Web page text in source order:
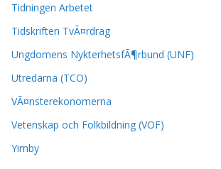
Tidningen Arbetet
Tidskriften TvÃ¤rdrag
Ungdomens NykterhetsfÃ¶rbund (UNF)
Utredarna (TCO)
VÃ¤nsterekonomerna
Vetenskap och Folkbildning (VOF)
Yimby